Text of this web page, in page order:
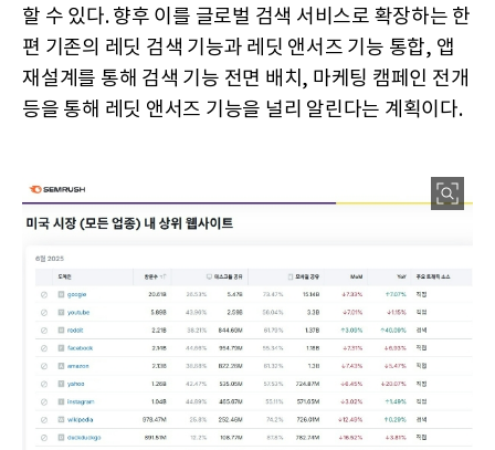
할 수 있다. 향후 이를 글로벌 검색 서비스로 확장하는 한
편 기존의 레딧 검색 기능과 레딧 앤서즈 기능 통합, 앱
재설계를 통해 검색 기능 전면 배치, 마케팅 캠페인 전개
등을 통해 레딧 앤서즈 기능을 널리 알린다는 계획이다.